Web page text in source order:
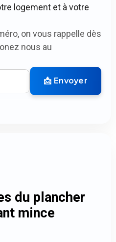
logement et à votre
on vous rappelle dès
nous au
📩 Envoyer
du plancher
mince